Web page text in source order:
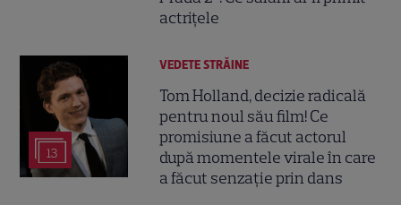
actrițele
13
VEDETE STRĂINE
Tom Holland, decizie radicală
pentru noul său film! Ce
promisiune a făcut actorul
după momentele virale în care
a făcut senzație prin dans